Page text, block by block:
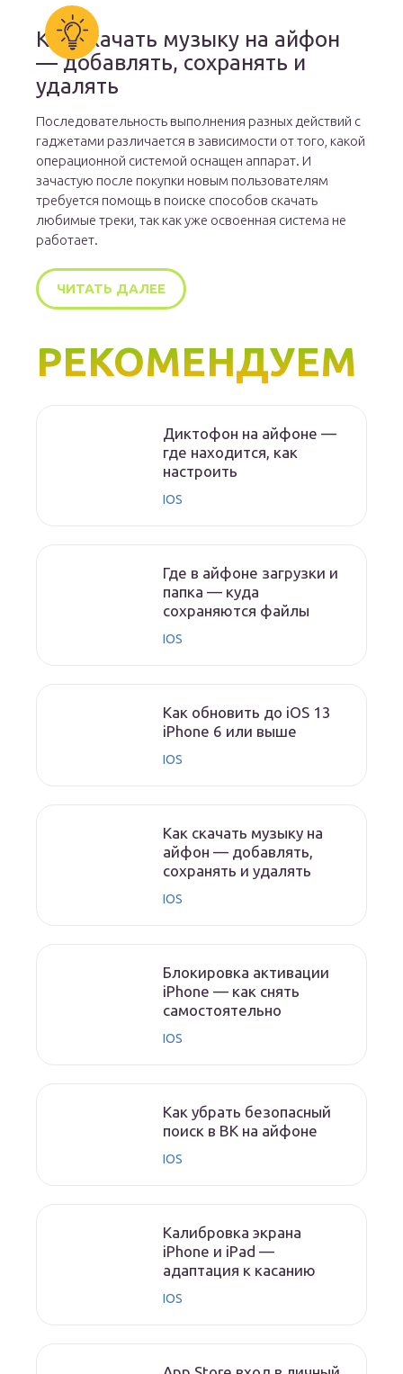
Как скачать музыку на айфон
— добавлять, сохранять и
удалять
Последовательность выполнения разных действий с
гаджетами различается в зависимости от того, какой
операционной системой оснащен аппарат. И
зачастую после покупки новым пользователям
требуется помощь в поиске способов скачать
любимые треки, так как уже освоенная система не
работает.
ЧИТАТЬ ДАЛЕЕ
РЕКОМЕНДУЕМ
Диктофон на айфоне —
где находится, как
настроить
IOS
Где в айфоне загрузки и
папка — куда
сохраняются файлы
IOS
Как обновить до iOS 13
iPhone 6 или выше
IOS
Как скачать музыку на
айфон — добавлять,
сохранять и удалять
IOS
Блокировка активации
iPhone — как снять
самостоятельно
IOS
Как убрать безопасный
поиск в ВК на айфоне
IOS
Калибровка экрана
iPhone и iPad —
адаптация к касанию
IOS